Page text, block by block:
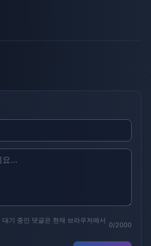
기 중인 댓글은 현재 브라우저에서
0/2000